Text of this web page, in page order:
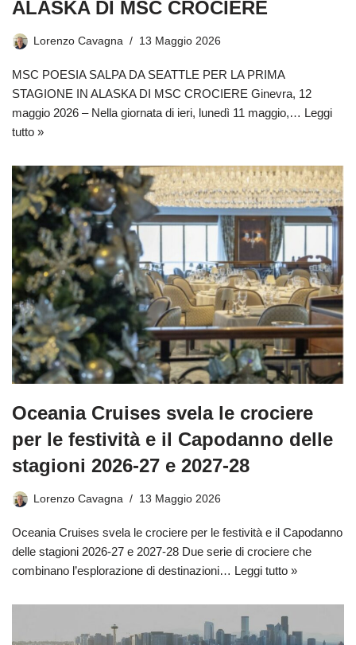
ALASKA DI MSC CROCIERE
Lorenzo Cavagna 13 Maggio 2026
MSC POESIA SALPA DA SEATTLE PER LA PRIMA
STAGIONE IN ALASKA DI MSC CROCIERE Ginevra, 12
maggio 2026 – Nella giornata di ieri, lunedì 11 maggio,… Leggi
tutto »
Oceania Cruises svela le crociere
per le festività e il Capodanno delle
stagioni 2026-27 e 2027-28
Lorenzo Cavagna 13 Maggio 2026
Oceania Cruises svela le crociere per le festività e il Capodanno
delle stagioni 2026-27 e 2027-28 Due serie di crociere che
combinano l’esplorazione di destinazioni… Leggi tutto »